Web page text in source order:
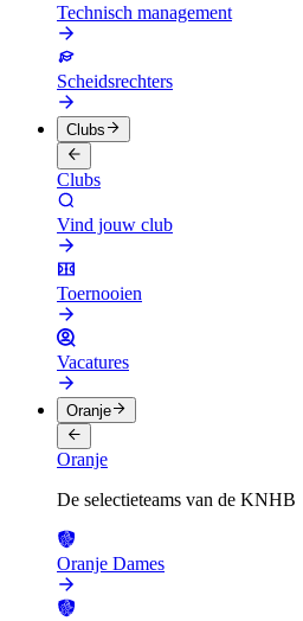
Technisch management
Scheidsrechters
Clubs
Clubs
Vind jouw club
Toernooien
Vacatures
Oranje
Oranje
De selectieteams van de KNHB
Oranje Dames